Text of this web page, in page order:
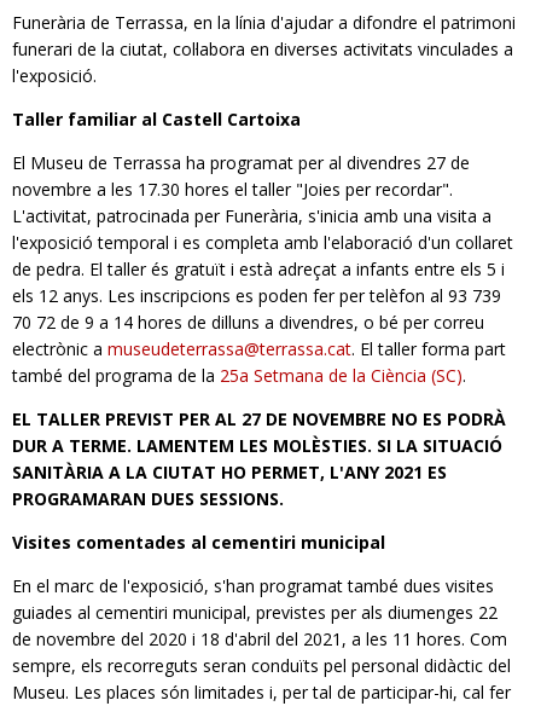
Funerària de Terrassa, en la línia d'ajudar a difondre el patrimoni
funerari de la ciutat, col·labora en diverses activitats vinculades a
l'exposició.
Taller familiar al Castell Cartoixa
El Museu de Terrassa ha programat per al divendres 27 de
novembre a les 17.30 hores el taller "Joies per recordar".
L'activitat, patrocinada per Funerària, s'inicia amb una visita a
l'exposició temporal i es completa amb l'elaboració d'un collaret
de pedra. El taller és gratuït i està adreçat a infants entre els 5 i
els 12 anys. Les inscripcions es poden fer per telèfon al 93 739
70 72 de 9 a 14 hores de dilluns a divendres, o bé per correu
electrònic a museudeterrassa@terrassa.cat. El taller forma part
també del programa de la 25a Setmana de la Ciència (SC).
EL TALLER PREVIST PER AL 27 DE NOVEMBRE NO ES PODRÀ
DUR A TERME. LAMENTEM LES MOLÈSTIES. SI LA SITUACIÓ
SANITÀRIA A LA CIUTAT HO PERMET, L'ANY 2021 ES
PROGRAMARAN DUES SESSIONS.
Visites comentades al cementiri municipal
En el marc de l'exposició, s'han programat també dues visites
guiades al cementiri municipal, previstes per als diumenges 22
de novembre del 2020 i 18 d'abril del 2021, a les 11 hores. Com
sempre, els recorreguts seran conduïts pel personal didàctic del
Museu. Les places són limitades i, per tal de participar-hi, cal fer